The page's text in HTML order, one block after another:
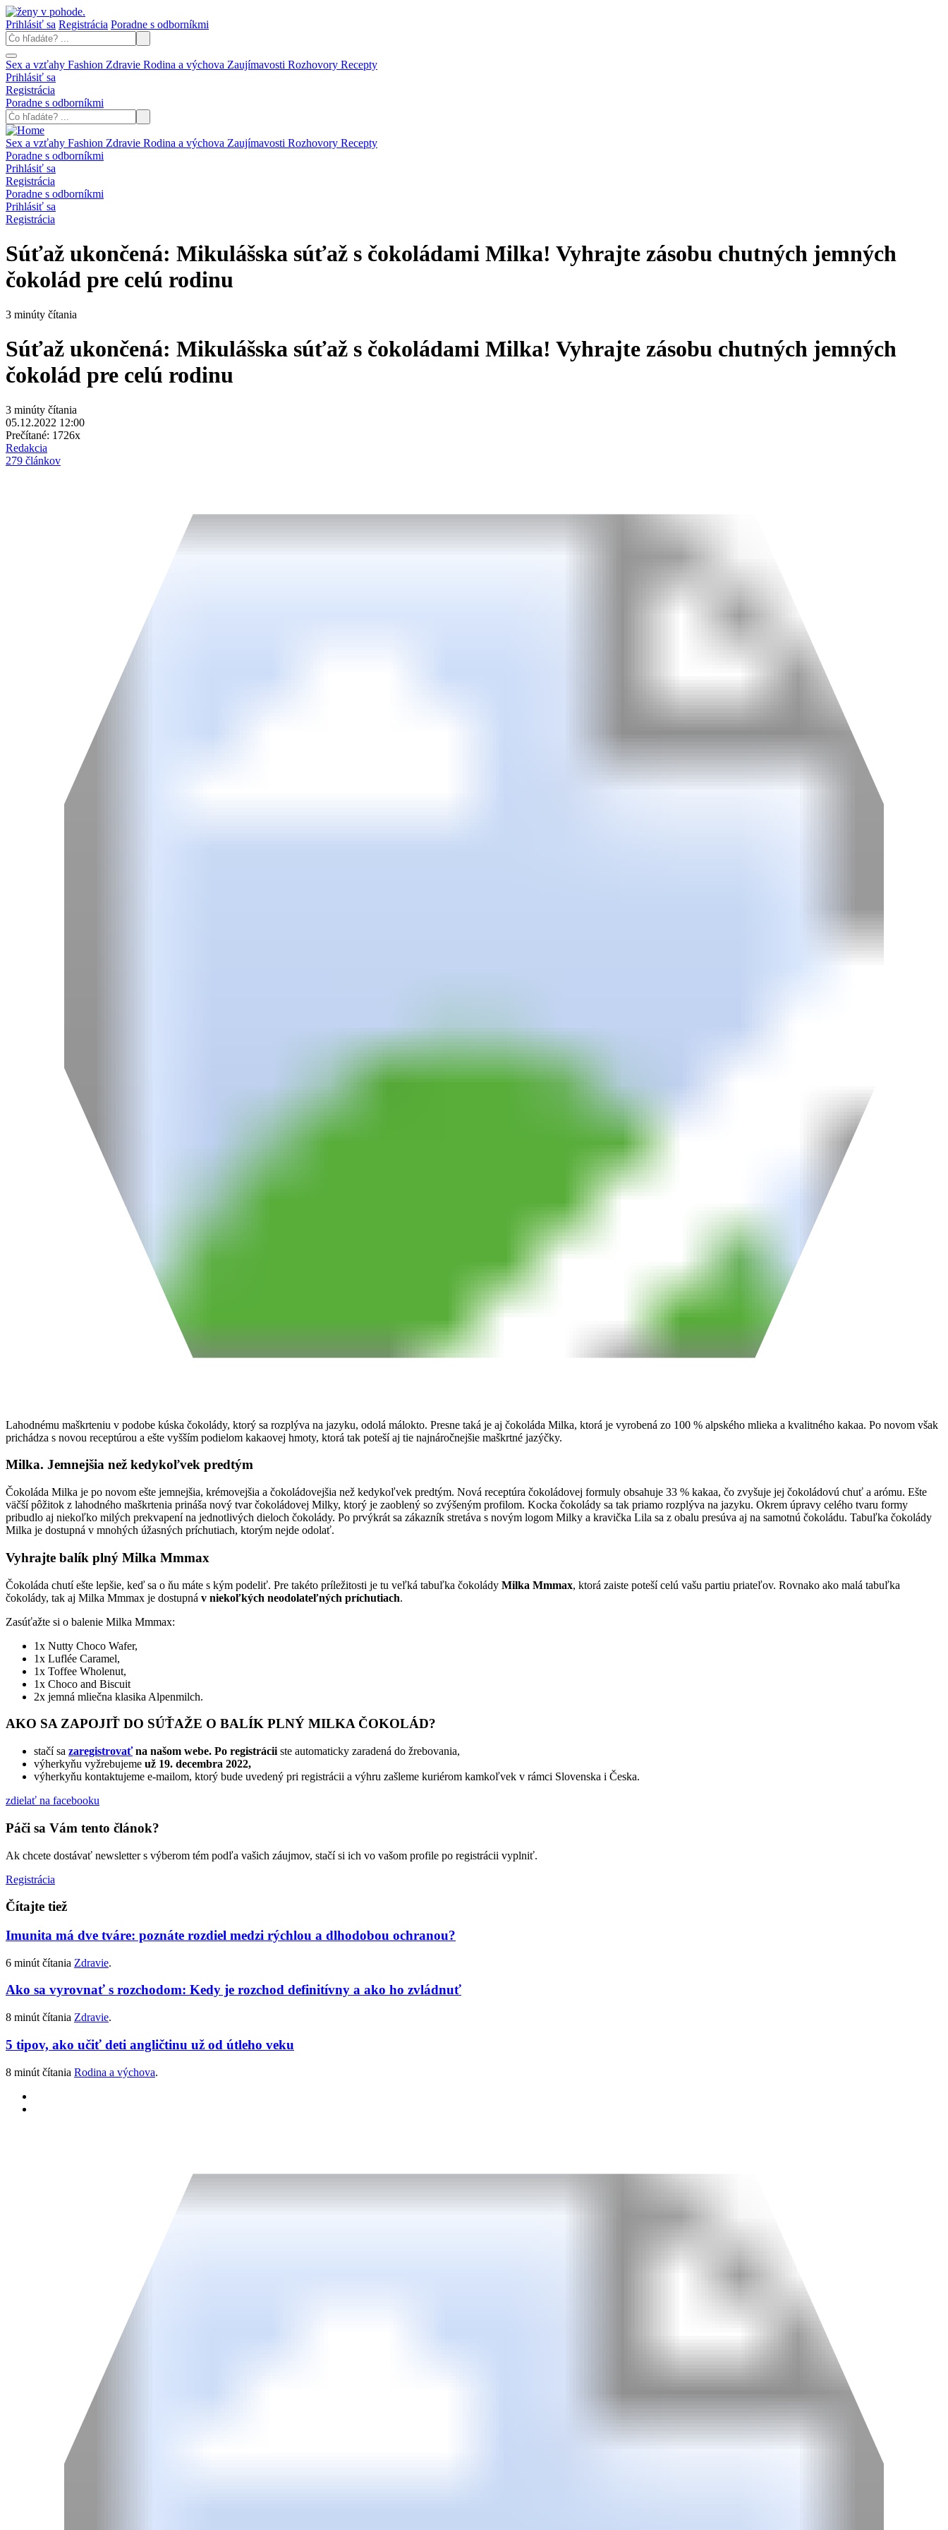
Prihlásiť sa Registrácia Poradne s odborníkmi
Sex a vzťahy Fashion Zdravie Rodina a výchova Zaujímavosti Rozhovory Recepty
Prihlásiť sa
Registrácia
Poradne s odborníkmi
Sex a vzťahy Fashion Zdravie Rodina a výchova Zaujímavosti Rozhovory Recepty
Poradne s odborníkmi
Prihlásiť sa
Registrácia
Poradne s odborníkmi
Prihlásiť sa
Registrácia
Súťaž ukončená: Mikulášska súťaž s čokoládami Milka! Vyhrajte zásobu chutných jemných
čokolád pre celú rodinu
3 minúty čítania
Súťaž ukončená: Mikulášska súťaž s čokoládami Milka! Vyhrajte zásobu chutných jemných
čokolád pre celú rodinu
3 minúty čítania
05.12.2022 12:00
Prečítané: 1726x
Redakcia
279 článkov
Lahodnému maškrteniu v podobe kúska čokolády, ktorý sa rozplýva na jazyku, odolá málokto. Presne taká je aj čokoláda Milka, ktorá je vyrobená zo 100 % alpského mlieka a kvalitného kakaa. Po novom však
prichádza s novou receptúrou a ešte vyšším podielom kakaovej hmoty, ktorá tak poteší aj tie najnáročnejšie maškrtné jazýčky.
Milka. Jemnejšia než kedykoľvek predtým
Čokoláda Milka je po novom ešte jemnejšia, krémovejšia a čokoládovejšia než kedykoľvek predtým. Nová receptúra čokoládovej formuly obsahuje 33 % kakaa, čo zvyšuje jej čokoládovú chuť a arómu. Ešte
väčší pôžitok z lahodného maškrtenia prináša nový tvar čokoládovej Milky, ktorý je zaoblený so zvýšeným profilom. Kocka čokolády sa tak priamo rozplýva na jazyku. Okrem úpravy celého tvaru formy
pribudlo aj niekoľko milých prekvapení na jednotlivých dieloch čokolády. Po prvýkrát sa zákazník stretáva s novým logom Milky a kravička Lila sa z obalu presúva aj na samotnú čokoládu. Tabuľka čokolády
Milka je dostupná v mnohých úžasných príchutiach, ktorým nejde odolať.
Vyhrajte balík plný Milka Mmmax
Čokoláda chutí ešte lepšie, keď sa o ňu máte s kým podeliť. Pre takéto príležitosti je tu veľká tabuľka čokolády Milka Mmmax, ktorá zaiste poteší celú vašu partiu priateľov. Rovnako ako malá tabuľka
čokolády, tak aj Milka Mmmax je dostupná v niekoľkých neodolateľných príchutiach.
Zasúťažte si o balenie Milka Mmmax:
1x Nutty Choco Wafer,
1x Luflée Caramel,
1x Toffee Wholenut,
1x Choco and Biscuit
2x jemná mliečna klasika Alpenmilch.
AKO SA ZAPOJIŤ DO SÚŤAŽE O BALÍK PLNÝ MILKA ČOKOLÁD?
stačí sa zaregistrovaťna našom webe. Po registrácii ste automaticky zaradená do žrebovania,
výherkyňu vyžrebujeme už 19. decembra 2022,
výherkyňu kontaktujeme e-mailom, ktorý bude uvedený pri registrácii a výhru zašleme kuriérom kamkoľvek v rámci Slovenska i Česka.
zdielať na facebooku
Páči sa Vám tento článok?
Ak chcete dostávať newsletter s výberom tém podľa vašich záujmov, stačí si ich vo vašom profile po registrácii vyplniť.
Registrácia
Čítajte tiež
Imunita má dve tváre: poznáte rozdiel medzi rýchlou a dlhodobou ochranou?
6 minút čítania Zdravie.
Ako sa vyrovnať s rozchodom: Kedy je rozchod definitívny a ako ho zvládnuť
8 minút čítania Zdravie.
5 tipov, ako učiť deti angličtinu už od útleho veku
8 minút čítania Rodina a výchova.